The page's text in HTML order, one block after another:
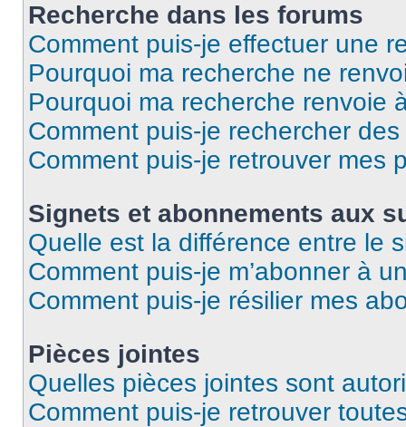
Recherche dans les forums
Comment puis-je effectuer une
Pourquoi ma recherche ne
Pourquoi ma recherche renvoie
Comment puis-je rechercher
Comment puis-je retrouver mes
Signets et abonnements aux
Quelle est la différence entre le
Comment puis-je m’abonner à
Comment puis-je résilier mes
Pièces jointes
Quelles pièces jointes sont
Comment puis-je retrouver